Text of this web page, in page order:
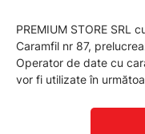
PREMIUM STORE SRL
Caramfil nr 87,
Operator de date cu
vor fi utilizate în